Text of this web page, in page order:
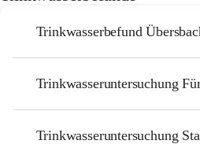
Trinkwasserbefund
Trinkwasseruntersuchung
Trinkwasseruntersuchung